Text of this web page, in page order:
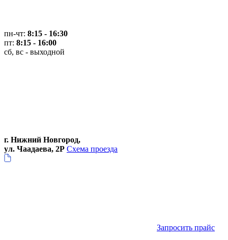
пн-чт: 8:15 - 16:30
пт: 8:15 - 16:00
сб, вс - выходной
г. Нижний Новгород,
ул. Чаадаева, 2Р Схема проезда
Запросить прайс